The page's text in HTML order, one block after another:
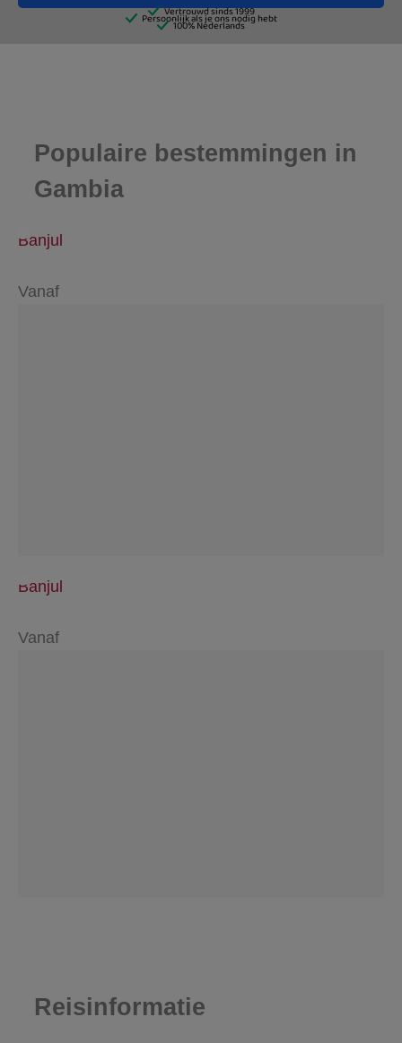
Populaire bestemmingen in
Gambia
Banjul
Vanaf
Banjul
Vanaf
Reisinformatie